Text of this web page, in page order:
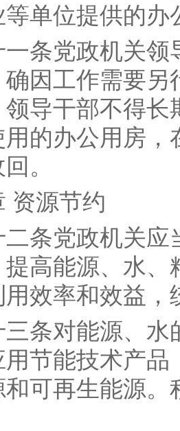
单位提供的办
党政机关领
确因工作需要
导干部不得
用的办公用房
。
源节约
党政机关应
高能源、水
用效率和效益
对能源、水
节能技术产
可再生能源